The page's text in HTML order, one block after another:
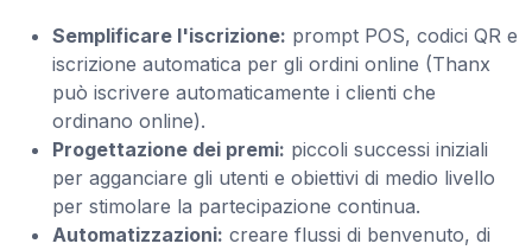
Semplificare l'iscrizione: prompt POS, codici QR e
iscrizione automatica per gli ordini online (Thanx
può iscrivere automaticamente i clienti che
ordinano online).
Progettazione dei premi: piccoli successi iniziali
per agganciare gli utenti e obiettivi di medio livello
per stimolare la partecipazione continua.
Automatizzazioni: creare flussi di benvenuto, di